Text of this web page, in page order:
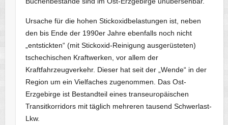
Ursache für die hohen Stickoxidbelastungen ist, neben
den bis Ende der 1990er Jahre ebenfalls noch nicht
„entstickten“ (mit Stickoxid-Reinigung ausgerüsteten)
tschechischen Kraftwerken, vor allem der
Kraftfahrzeugverkehr. Dieser hat seit der „Wende“ in der
Region um ein Vielfaches zugenommen. Das Ost-
Erzgebirge ist Bestandteil eines transeuropäischen
Transitkorridors mit täglich mehreren tausend Schwerlast-
Lkw.